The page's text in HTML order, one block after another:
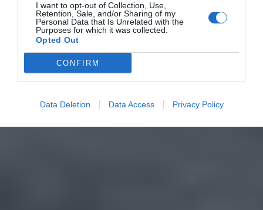
I want to opt-out of Collection, Use,
Retention, Sale, and/or Sharing of my
Personal Data that Is Unrelated with the
Purposes for which it was collected.
Opted Out
CONFIRM
Data Deletion Data Access Privacy Policy